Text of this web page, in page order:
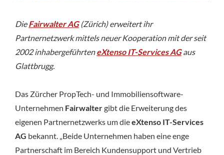
DieFairwalter AG(Zürich) erweitert ihr
Partnernetzwerk mittels neuer Kooperation mit der seit
2002 inhabergeführteneXtenso IT-Services AGaus
Glattbrugg.
Das Zürcher PropTech- und Immobiliensoftware-
Unternehmen Fairwaltergibt die Erweiterung des
eigenen Partnernetzwerks um dieeXtenso IT-Services
AG bekannt. „Beide Unternehmen haben eine enge
Partnerschaft im Bereich Kundensupport und Vertrieb